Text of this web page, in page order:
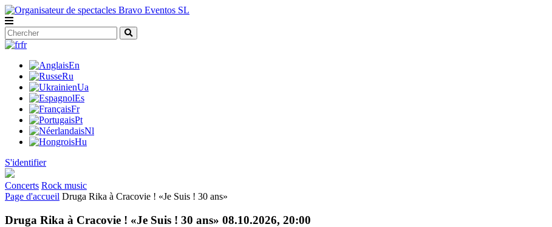
fr
En
Ru
Ua
Es
Fr
Pt
Nl
Hu
S'identifier
Concerts Rock music
Page d'accueil Druga Rika à Cracovie ! «Je Suis ! 30 ans»
Druga Rika à Cracovie ! «Je Suis ! 30 ans» 08.10.2026, 20:00